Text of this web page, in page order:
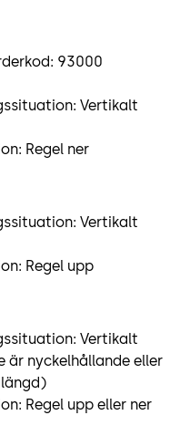
93000
Vertikalt
Regel ner
Vertikalt
Regel upp
Vertikalt
är nyckelhållande eller
Regel upp eller ner